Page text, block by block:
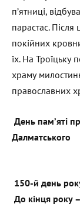
п’ятниці,
парастас. Після
покійних
їх. На Троїцьку
храму
православних
День пам’яті
Далматського
150-й день
До кінця року